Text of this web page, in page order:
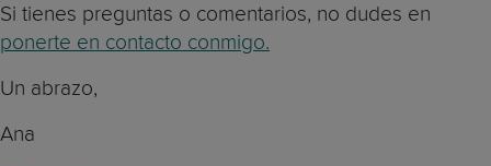
Si tienes preguntas o comentarios, no dudes en
ponerte en contacto conmigo.
Un abrazo,
Ana